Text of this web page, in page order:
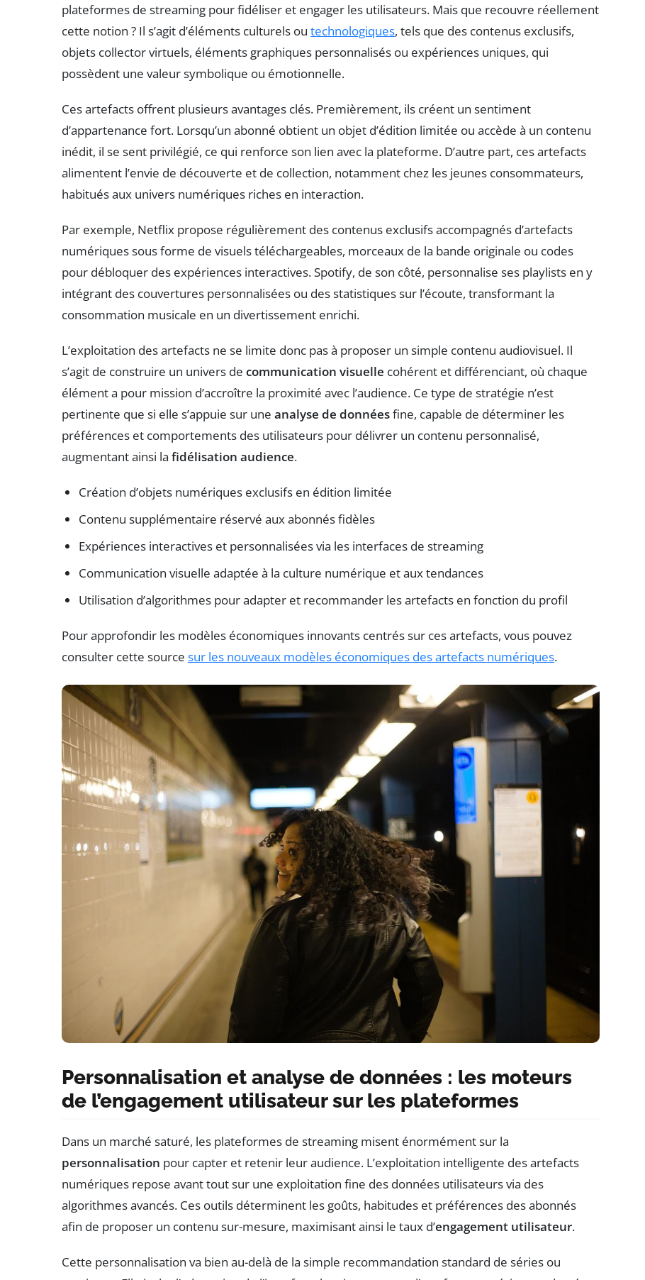
plateformes de streaming pour fidéliser et engager les utilisateurs. Mais que recouvre réellement
cette notion ? Il s’agit d’éléments culturels ou technologiques, tels que des contenus exclusifs,
objets collector virtuels, éléments graphiques personnalisés ou expériences uniques, qui
possèdent une valeur symbolique ou émotionnelle.
Ces artefacts offrent plusieurs avantages clés. Premièrement, ils créent un sentiment
d’appartenance fort. Lorsqu’un abonné obtient un objet d’édition limitée ou accède à un contenu
inédit, il se sent privilégié, ce qui renforce son lien avec la plateforme. D’autre part, ces artefacts
alimentent l’envie de découverte et de collection, notamment chez les jeunes consommateurs,
habitués aux univers numériques riches en interaction.
Par exemple, Netflix propose régulièrement des contenus exclusifs accompagnés d’artefacts
numériques sous forme de visuels téléchargeables, morceaux de la bande originale ou codes
pour débloquer des expériences interactives. Spotify, de son côté, personnalise ses playlists en y
intégrant des couvertures personnalisées ou des statistiques sur l’écoute, transformant la
consommation musicale en un divertissement enrichi.
L’exploitation des artefacts ne se limite donc pas à proposer un simple contenu audiovisuel. Il
s’agit de construire un univers de communication visuelle cohérent et différenciant, où chaque
élément a pour mission d’accroître la proximité avec l’audience. Ce type de stratégie n’est
pertinente que si elle s’appuie sur une analyse de donnéesfine, capable de déterminer les
préférences et comportements des utilisateurs pour délivrer un contenu personnalisé,
augmentant ainsi la fidélisation audience.
Création d’objets numériques exclusifs en édition limitée
Contenu supplémentaire réservé aux abonnés fidèles
Expériences interactives et personnalisées via les interfaces de streaming
Communication visuelle adaptée à la culture numérique et aux tendances
Utilisation d’algorithmes pour adapter et recommander les artefacts en fonction du profil
Pour approfondir les modèles économiques innovants centrés sur ces artefacts, vous pouvez
consulter cette source sur les nouveaux modèles économiques des artefacts numériques.
Personnalisation et analyse de données : les moteurs
de l’engagement utilisateur sur les plateformes
Dans un marché saturé, les plateformes de streaming misent énormément sur la
personnalisation pour capter et retenir leur audience. L’exploitation intelligente des artefacts
numériques repose avant tout sur une exploitation fine des données utilisateurs via des
algorithmes avancés. Ces outils déterminent les goûts, habitudes et préférences des abonnés
afin de proposer un contenu sur-mesure, maximisant ainsi le taux d’engagement utilisateur.
Cette personnalisation va bien au-delà de la simple recommandation standard de séries ou